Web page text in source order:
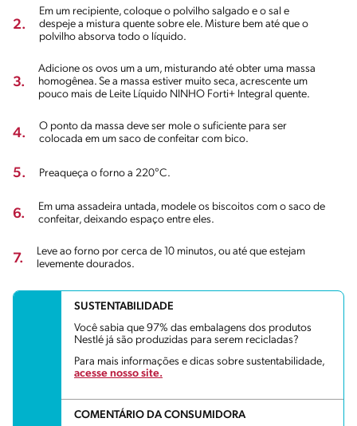
2.
Em um recipiente, coloque o polvilho salgado e o sal e
despeje a mistura quente sobre ele. Misture bem até que o
polvilho absorva todo o líquido.
3.
Adicione os ovos um a um, misturando até obter uma massa
homogênea. Se a massa estiver muito seca, acrescente um
pouco mais de Leite Líquido NINHO Forti+ Integral quente.
4.
O ponto da massa deve ser mole o suficiente para ser
colocada em um saco de confeitar com bico.
5. Preaqueça o forno a 220°C.
6.
Em uma assadeira untada, modele os biscoitos com o saco de
confeitar, deixando espaço entre eles.
7.
Leve ao forno por cerca de 10 minutos, ou até que estejam
levemente dourados.
SUSTENTABILIDADE
Você sabia que 97% das embalagens dos produtos
Nestlé já são produzidas para serem recicladas?
Para mais informações e dicas sobre sustentabilidade,
acesse nosso site.
COMENTÁRIO DA CONSUMIDORA